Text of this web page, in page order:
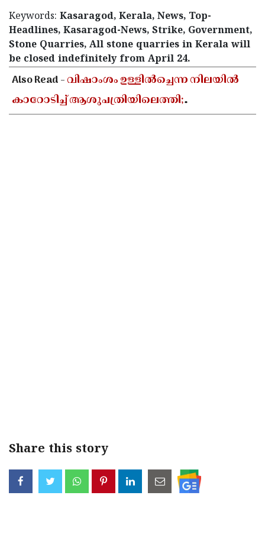
Keywords: Kasaragod, Kerala, News, Top-
Headlines, Kasaragod-News, Strike, Government,
Stone Quarries, All stone quarries in Kerala will
be closed indefinitely from April 24.
Also Read -വിഷാംശം ഉള്ളിൽച്ചെന്ന നിലയിൽ
കാറോടിച്ച് ആശുപത്രിയിലെത്തി;
കളക്ടറേറ്റിലെ യുഡി ക്ലർക്കിൻ്റെ നില അതീവ
Share this story